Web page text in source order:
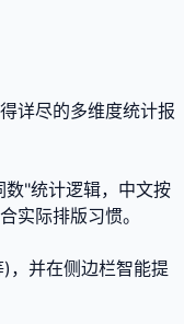
详尽的多维度统计报
"统计逻辑，中文按
实际排版习惯。
，并在侧边栏智能提